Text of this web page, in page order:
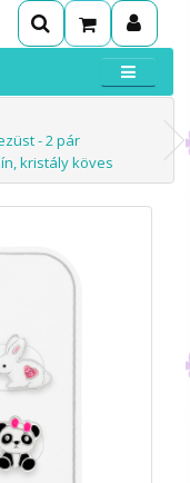
- 2 pár
kristály köves